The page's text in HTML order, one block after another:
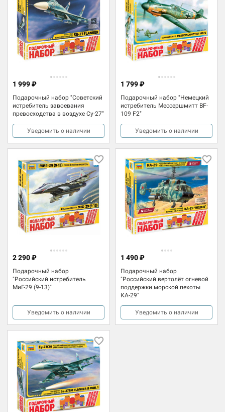
Подарочный набор "Советский
истребитель завоевания
превосходства в воздухе Су-27"
1 999 ₽
Уведомить о наличии
Подарочный набор "Немецкий
истребитель Мессершмитт BF-
109 F2"
1 799 ₽
Уведомить о наличии
Подарочный набор
"Российский истребитель
МиГ-29 (9-13)"
2 290 ₽
Уведомить о наличии
Подарочный набор
"Российский вертолёт огневой
поддержки морской пехоты
КА-29"
1 490 ₽
Уведомить о наличии